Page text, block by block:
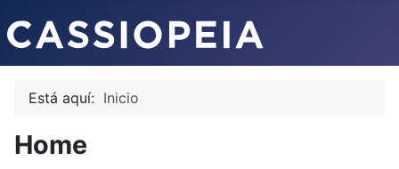
Está aquí: Inicio
Home